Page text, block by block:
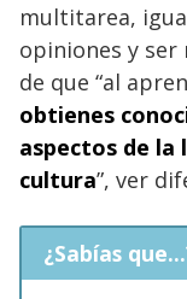
multitarea,
opiniones y ser
de que “al
obtienes
aspectos de la
cultura”, ver
¿Sabías